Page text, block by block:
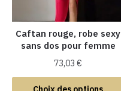
Caftan rouge, robe sexy
sans dos pour femme
73,03€
Ce